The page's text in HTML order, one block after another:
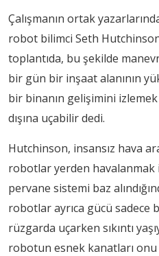
Çalışmanın ortak
robot bilimci Seth
toplantıda, bu şekilde
bir gün bir inşaat alanının
bir binanın gelişimini
dışına uçabilir dedi.
Hutchinson, insansız hava
robotlar yerden havalanmak
pervane sistemi baz
robotlar ayrıca gücü sadece
rüzgarda uçarken sıkıntı
robotun esnek kanatları